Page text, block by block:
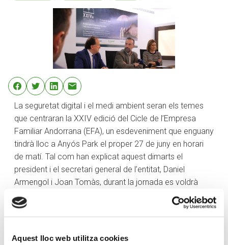
Aquest lloc web utilitza cookies
La seguretat digital i el medi ambient seran els temes
que centraran la XXIV edició del Cicle de l’Empresa
Familiar Andorrana (EFA), un esdeveniment que enguany
tindrà lloc a Anyós Park el proper 27 de juny en horari
de matí. Tal com han explicat aquest dimarts el
president i el secretari general de l’entitat, Daniel
Armengol i Joan Tomàs, durant la jornada es voldrà
posar el focus sobre dues amenaces externes a les
empreses com són l’entorn digital, «que està en
constant evolució», els drets humans i l’entorn
mediambiental, «que genera grans reptes de cara al